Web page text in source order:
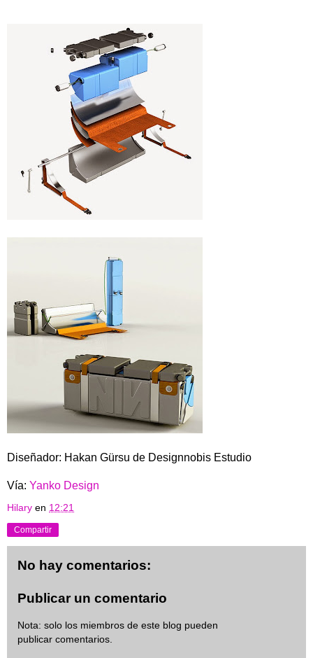
Diseñador: Hakan Gürsu de Designnobis Estudio
Vía: Yanko Design
Hilary en 12:21
Compartir
No hay comentarios:
Publicar un comentario
Nota: solo los miembros de este blog pueden
publicar comentarios.